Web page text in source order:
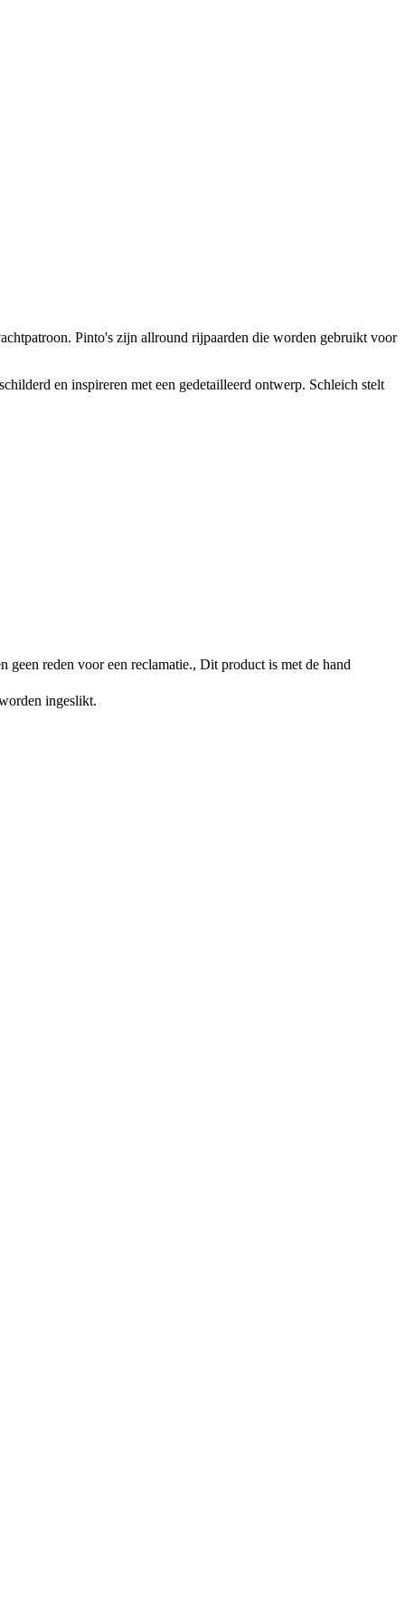
Pinto's zijn allround rijpaarden die worden gebruikt voor
en inspireren met een gedetailleerd ontwerp. Schleich stelt
reden voor een reclamatie., Dit product is met de hand
ingeslikt.